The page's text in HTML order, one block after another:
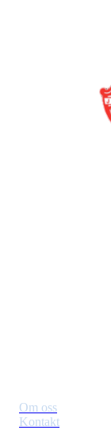
Om oss
Kontakt